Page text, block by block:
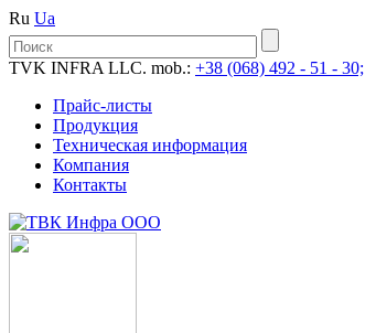
Ru Ua
TVK INFRA LLC. mob.: +38 (068) 492 - 51 - 30;
Прайс-листы
Продукция
Техническая информация
Компания
Контакты